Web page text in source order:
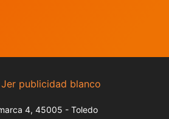
4, 45005 - Toledo